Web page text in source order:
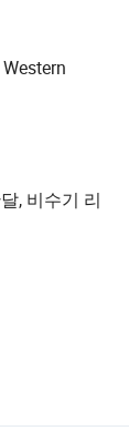
고객으로
의 설계자
있으며, 이
니다. 그리
적으로 구
은 세계적으
져의 향기
용하여 유
10대 셀러
, 비수기 리